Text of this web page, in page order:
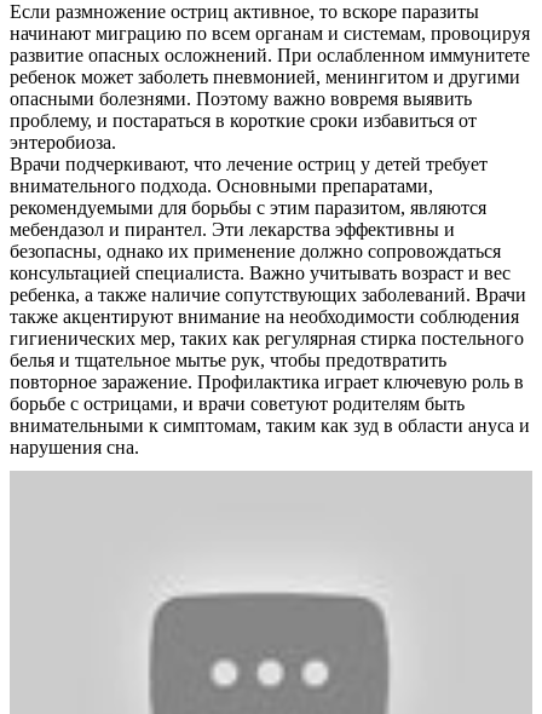
Если размножение остриц активное, то вскоре паразиты
начинают миграцию по всем органам и системам, провоцируя
развитие опасных осложнений. При ослабленном иммунитете
ребенок может заболеть пневмонией, менингитом и другими
опасными болезнями. Поэтому важно вовремя выявить
проблему, и постараться в короткие сроки избавиться от
энтеробиоза.
Врачи подчеркивают, что лечение остриц у детей требует
внимательного подхода. Основными препаратами,
рекомендуемыми для борьбы с этим паразитом, являются
мебендазол и пирантел. Эти лекарства эффективны и
безопасны, однако их применение должно сопровождаться
консультацией специалиста. Важно учитывать возраст и вес
ребенка, а также наличие сопутствующих заболеваний. Врачи
также акцентируют внимание на необходимости соблюдения
гигиенических мер, таких как регулярная стирка постельного
белья и тщательное мытье рук, чтобы предотвратить
повторное заражение. Профилактика играет ключевую роль в
борьбе с острицами, и врачи советуют родителям быть
внимательными к симптомам, таким как зуд в области ануса и
нарушения сна.